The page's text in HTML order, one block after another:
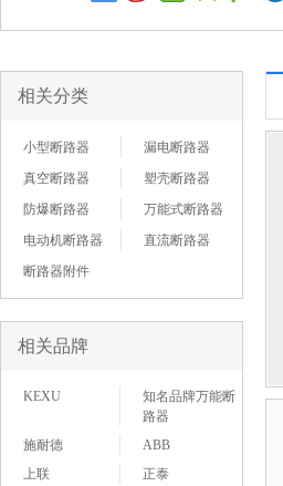
相关分类
小型断路器
漏电断路器
真空断路器
塑壳断路器
防爆断路器
万能式断路器
电动机断路器
直流断路器
断路器附件
相关品牌
KEXU
知名品牌万能断
路器
施耐德
ABB
上联
正泰